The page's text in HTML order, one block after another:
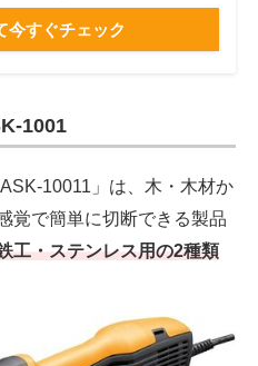
今すぐチェック
1001
10011」は、木・木材か
覚で簡単に切断できる製品
工・ステンレス用の2種類